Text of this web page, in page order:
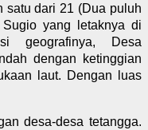
satu dari 21 (Dua puluh
yang letaknya di
geografinya, Desa
dengan ketinggian
laut. Dengan luas
desa-desa tetangga.